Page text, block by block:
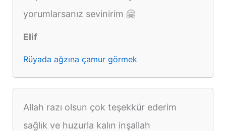
yorumlarsanız sevinirim 🤗
Elif
Rüyada ağzına çamur görmek
Allah razı olsun çok teşekkür ederim
sağlık ve huzurla kalın inşallah